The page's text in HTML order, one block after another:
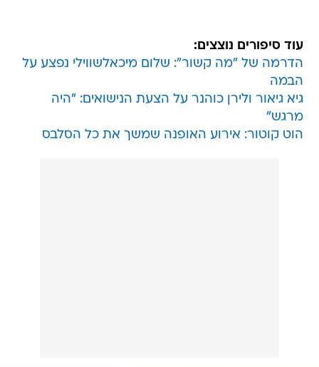
עוד סיפורים נוצצים:
הדרמה של "מה קשור": שלום מיכאלשווילי נפצע על
הבמה
גיא גיאור ולירן כוהנר על הצעת הנישואים: "היה
מרגש"
הוט קוטור: אירוע האופנה שמשך את כל הסלבס